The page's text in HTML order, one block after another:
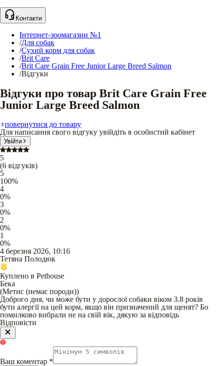
Контакти
Інтернет-зоомагазин №1
/Для собак
/Сухий корм для собак
/Brit Care
/Brit Care Grain Free Junior Large Breed Salmon
/Відгуки
Відгуки про товар Brit Care Grain Free
Junior Large Breed Salmon
повернутися до товару
Для написання свого відгуку увійдіть в особистий кабінет
Увійти
5
(6 відгуків)
5
100%
4
0%
3
0%
2
0%
1
0%
4 березня 2026, 10:16
Тетяна Полодюк
Куплено в Pethouse
Бека
(Метис (немає породи))
Доброго дня, чи може бути у дорослої собаки віком 3.8 років
бути алергії на цей корм, якщо він призначений для щенят? Бо
помилково вибрали не на свій вік, дякую за відповідь
Відповісти
Ваш коментар *